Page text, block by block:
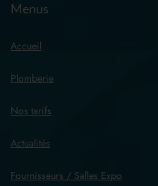
Menus
Accueil
Plomberie
Nos tarifs
Actualités
Fournisseurs / Salles Expo